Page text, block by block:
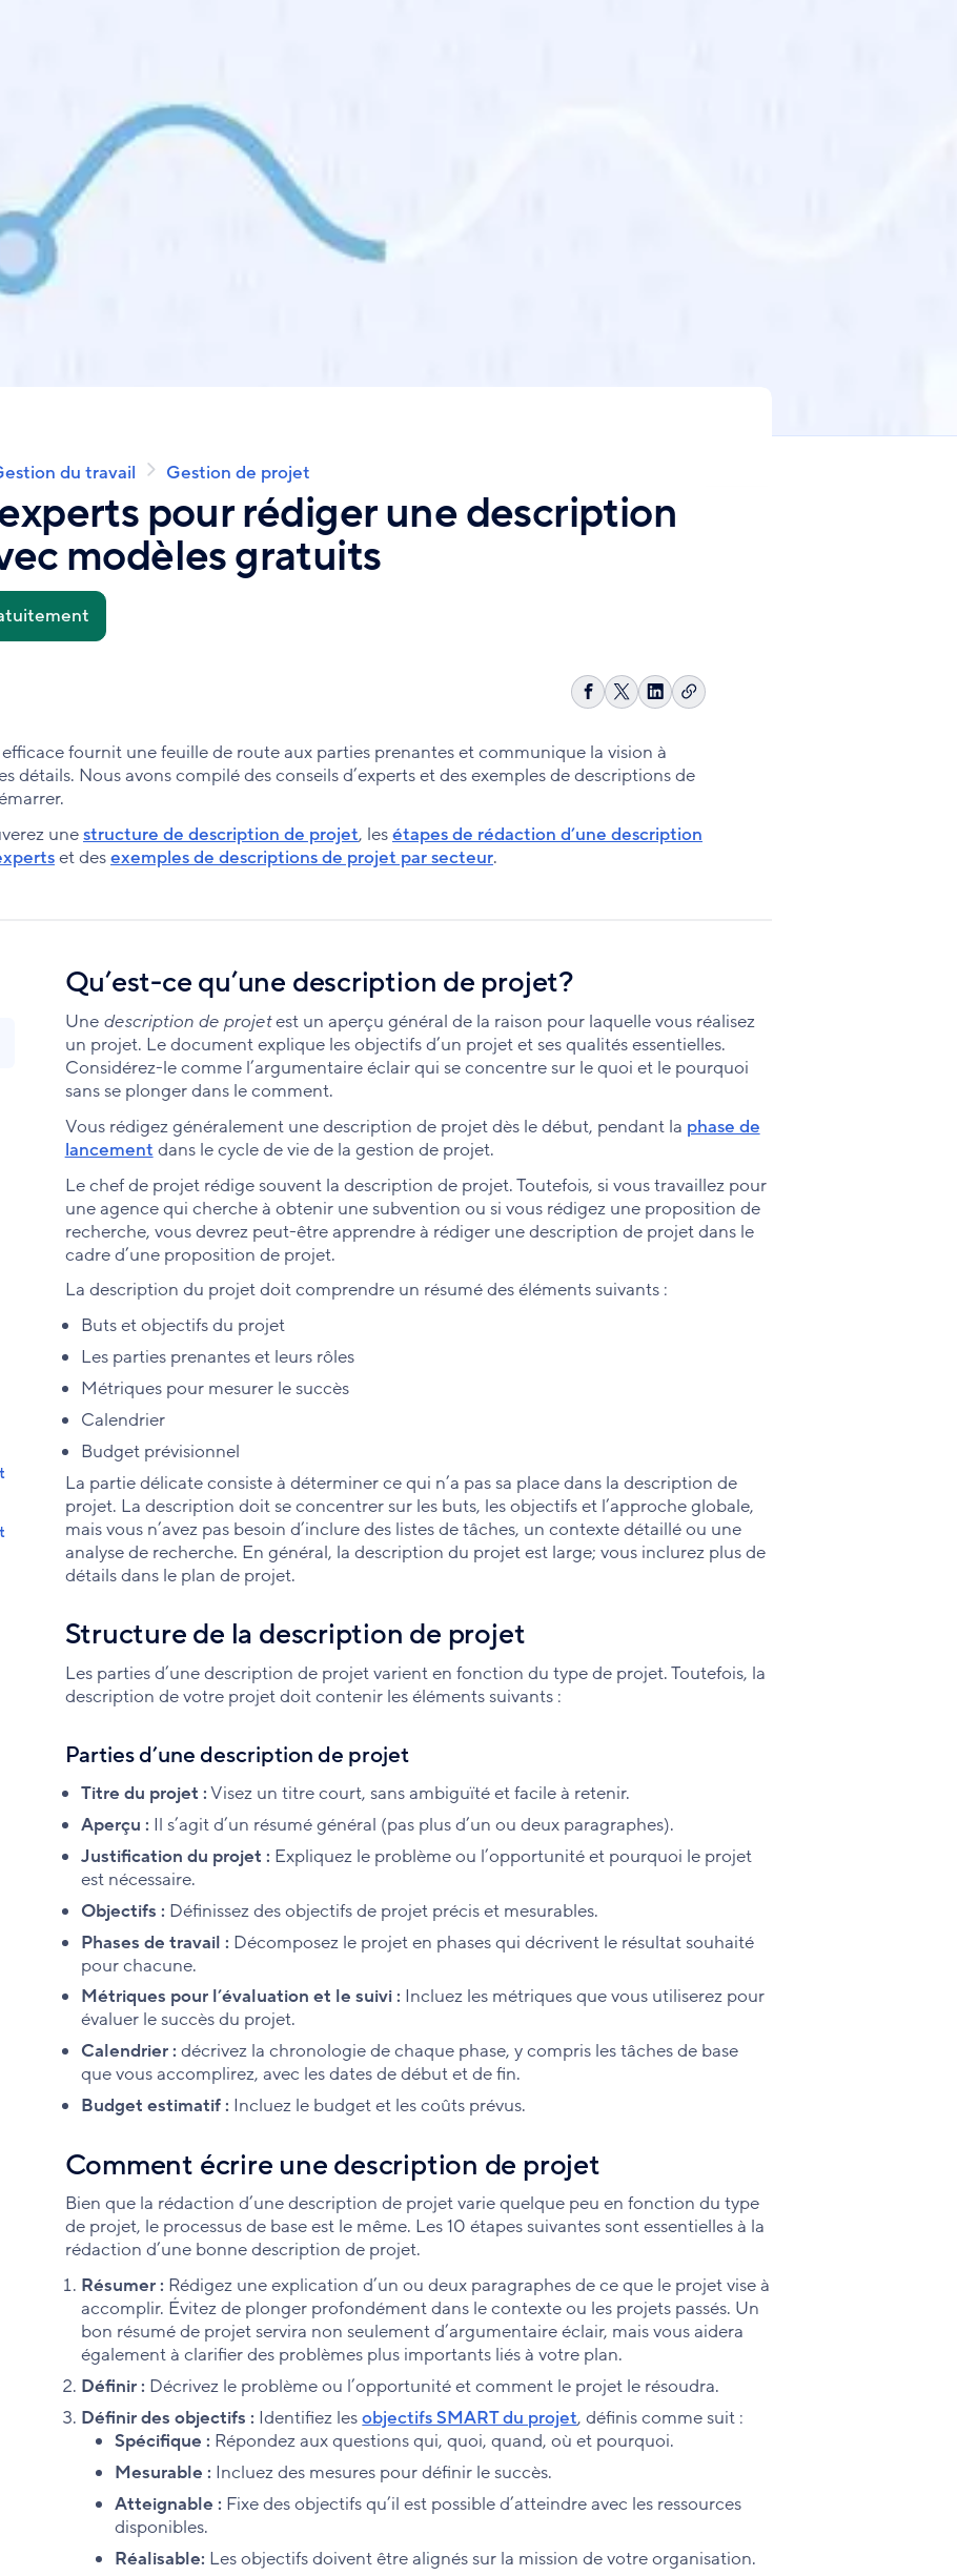
du travail Gestion de projet
pour rédiger une description
modèles gratuits
Partager
Facebook
Share
X
Partager
LinkedIn
Copier
fournit une feuille de route aux parties prenantes et communique la vision à
détails. Nous avons compilé des conseils d’experts et des exemples de descriptions de
unestructure de description de projet, lesétapes de rédaction d’une description
et desexemples de descriptions de projet par secteur.
Qu’est-ce qu’une description de projet?
Une description de projetest un aperçu général de la raison pour laquelle vous réalisez
un projet. Le document explique les objectifs d’un projet et ses qualités essentielles.
Considérez-le comme l’argumentaire éclair qui se concentre sur le quoi et le pourquoi
sans se plonger dans le comment.
Vous rédigez généralement une description de projet dès le début, pendant la phase de
lancement dans le cycle de vie de la gestion de projet.
Le chef de projet rédige souvent la description de projet. Toutefois, si vous travaillez pour
une agence qui cherche à obtenir une subvention ou si vous rédigez une proposition de
recherche, vous devrez peut-être apprendre à rédiger une description de projet dans le
cadre d’une proposition de projet.
La description du projet doit comprendre un résumé des éléments suivants :
Buts et objectifs du projet
Les parties prenantes et leurs rôles
Métriques pour mesurer le succès
Calendrier
Budget prévisionnel
La partie délicate consiste à déterminer ce qui n’a pas sa place dans la description de
projet. La description doit se concentrer sur les buts, les objectifs et l’approche globale,
mais vous n’avez pas besoin d’inclure des listes de tâches, un contexte détaillé ou une
analyse de recherche. En général, la description du projet est large; vous inclurez plus de
détails dans le plan de projet.
Structure de la description de projet
Les parties d’une description de projet varient en fonction du type de projet. Toutefois, la
description de votre projet doit contenir les éléments suivants :
Parties d’une description de projet
Titre du projet :Visez un titre court, sans ambiguïté et facile à retenir.
Aperçu : Il s’agit d’un résumé général (pas plus d’un ou deux paragraphes).
Justification du projet : Expliquez le problème ou l’opportunité et pourquoi le projet
est nécessaire.
Objectifs : Définissez des objectifs de projet précis et mesurables.
Phases de travail : Décomposez le projet en phases qui décrivent le résultat souhaité
pour chacune.
Métriques pour l’évaluation et le suivi : Incluez les métriques que vous utiliserez pour
évaluer le succès du projet.
Calendrier :décrivez la chronologie de chaque phase, y compris les tâches de base
que vous accomplirez, avec les dates de début et de fin.
Budget estimatif : Incluez le budget et les coûts prévus.
Comment écrire une description de projet
Bien que la rédaction d’une description de projet varie quelque peu en fonction du type
de projet, le processus de base est le même. Les 10 étapes suivantes sont essentielles à la
rédaction d’une bonne description de projet.
Résumer : Rédigez une explication d’un ou deux paragraphes de ce que le projet vise à
accomplir. Évitez de plonger profondément dans le contexte ou les projets passés. Un
bon résumé de projet servira non seulement d’argumentaire éclair, mais vous aidera
également à clarifier des problèmes plus importants liés à votre plan.
Définir : Décrivez le problème ou l’opportunité et comment le projet le résoudra.
Définir des objectifs : Identifiez lesobjectifs SMART du projet, définis comme suit :
Spécifique : Répondez aux questions qui, quoi, quand, où et pourquoi.
Mesurable : Incluez des mesures pour définir le succès.
Atteignable : Fixe des objectifs qu’il est possible d’atteindre avec les ressources
disponibles.
Réalisable: Les objectifs doivent être alignés sur la mission de votre organisation.